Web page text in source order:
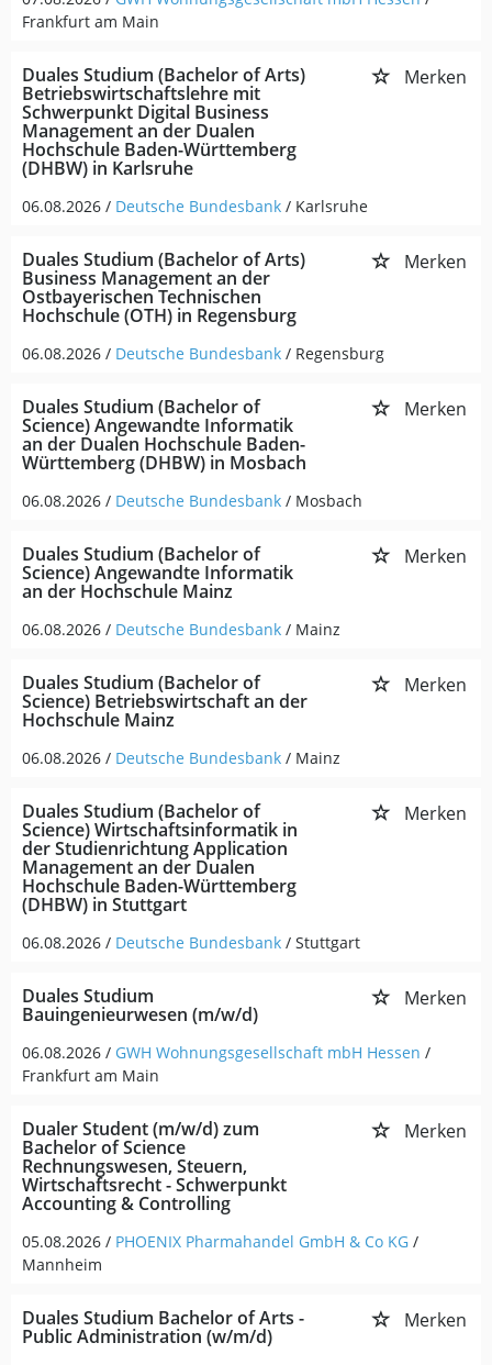
Frankfurt am Main
Duales Studium (Bachelor of Arts)
Betriebswirtschaftslehre mit
Schwerpunkt Digital Business
Management an der Dualen
Hochschule Baden-Württemberg
(DHBW) in Karlsruhe
Merken
06.08.2026 / Deutsche Bundesbank / Karlsruhe
Duales Studium (Bachelor of Arts)
Business Management an der
Ostbayerischen Technischen
Hochschule (OTH) in Regensburg
Merken
06.08.2026 / Deutsche Bundesbank / Regensburg
Duales Studium (Bachelor of
Science) Angewandte Informatik
an der Dualen Hochschule Baden-
Württemberg (DHBW) in Mosbach
Merken
06.08.2026 / Deutsche Bundesbank / Mosbach
Duales Studium (Bachelor of
Science) Angewandte Informatik
an der Hochschule Mainz
Merken
06.08.2026 / Deutsche Bundesbank / Mainz
Duales Studium (Bachelor of
Science) Betriebswirtschaft an der
Hochschule Mainz
Merken
06.08.2026 / Deutsche Bundesbank / Mainz
Duales Studium (Bachelor of
Science) Wirtschaftsinformatik in
der Studienrichtung Application
Management an der Dualen
Hochschule Baden-Württemberg
(DHBW) in Stuttgart
Merken
06.08.2026 / Deutsche Bundesbank / Stuttgart
Duales Studium
Bauingenieurwesen (m/w/d)
Merken
06.08.2026 / GWH Wohnungsgesellschaft mbH Hessen /
Frankfurt am Main
Dualer Student (m/w/d) zum
Bachelor of Science
Rechnungswesen, Steuern,
Wirtschaftsrecht - Schwerpunkt
Accounting & Controlling
Merken
05.08.2026 / PHOENIX Pharmahandel GmbH & Co KG /
Mannheim
Duales Studium Bachelor of Arts -
Public Administration (w/m/d)
Merken